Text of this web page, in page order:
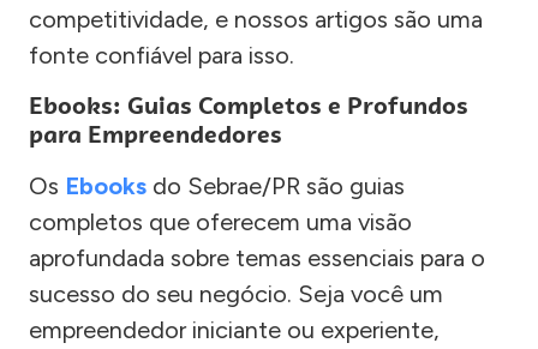
competitividade, e nossos artigos são uma
fonte confiável para isso.
Ebooks: Guias Completos e Profundos
para Empreendedores
Os Ebooks do Sebrae/PR são guias
completos que oferecem uma visão
aprofundada sobre temas essenciais para o
sucesso do seu negócio. Seja você um
empreendedor iniciante ou experiente,